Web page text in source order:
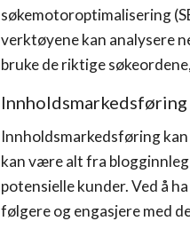
søkemotoroptimalisering
verktøyene kan analysere
bruke de riktige
Innholdsmarkedsføring
kan være alt fra
potensielle kunder. Ved å
følgere og engasjere med